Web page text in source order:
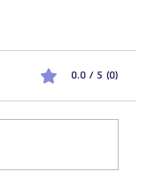
0.0 / 5 (0)